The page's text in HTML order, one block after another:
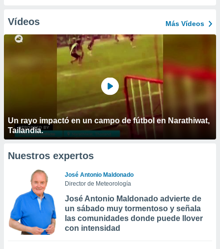
Vídeos Más Vídeos
Un rayo impactó en un campo de fútbol en Narathiwat,
Tailandia.
Nuestros expertos
José Antonio Maldonado
Director de Meteorología
José Antonio Maldonado advierte de
un sábado muy tormentoso y señala
las comunidades donde puede llover
con intensidad